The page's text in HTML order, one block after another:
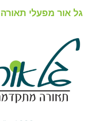
גל אור מפעלי